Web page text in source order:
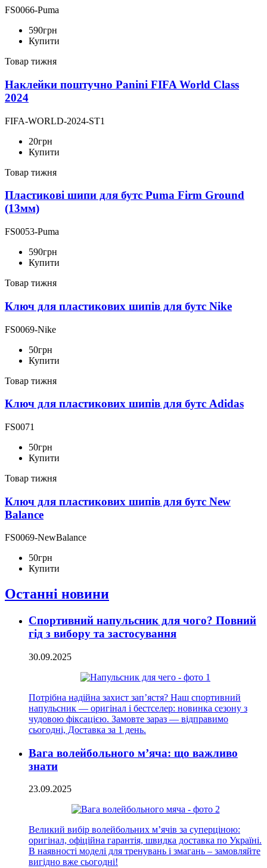
FS0066-Puma
590грн
Купити
Товар тижня
Наклейки поштучно Panini FIFA World Class
2024
FIFA-WORLD-2024-ST1
20грн
Купити
Товар тижня
Пластикові шипи для бутс Puma Firm Ground
(13мм)
FS0053-Puma
590грн
Купити
Товар тижня
Ключ для пластикових шипів для бутс Nike
FS0069-Nike
50грн
Купити
Товар тижня
Ключ для пластикових шипів для бутс Adidas
FS0071
50грн
Купити
Товар тижня
Ключ для пластикових шипів для бутс New
Balance
FS0069-NewBalance
50грн
Купити
Останні новини
Спортивний напульсник для чого? Повний
гід з вибору та застосування
30.09.2025
Потрібна надійна захист зап’ястя? Наш спортивний
напульсник — оригінал і бестселер: новинка сезону з
чудовою фіксацією. Замовте зараз — відправимо
сьогодні, Доставка за 1 день.
Вага волейбольного м’яча: що важливо
знати
23.09.2025
Великий вибір волейбольних м’ячів за суперціною:
оригінал, офіційна гарантія, швидка доставка по Україні.
В наявності моделі для тренувань і змагань – замовляйте
вигідно вже сьогодні!